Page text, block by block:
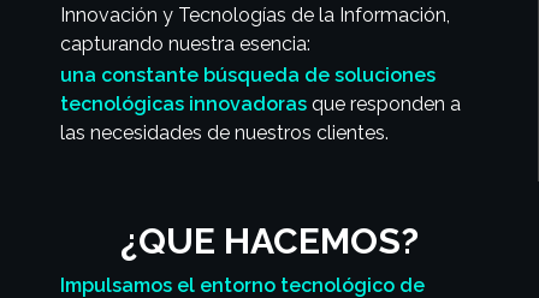
Innovación y Tecnologías de la Información,
capturando nuestra esencia:
una constante búsqueda de soluciones
tecnológicas innovadoras que responden a
las necesidades de nuestros clientes.
¿QUE HACEMOS?
Impulsamos el entorno tecnológico de